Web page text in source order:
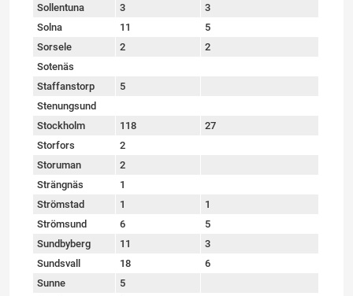
Sollentuna
3
3
Solna
11
5
Sorsele
2
2
Sotenäs
Staffanstorp
5
Stenungsund
Stockholm
118
27
Storfors
2
Storuman
2
Strängnäs
1
Strömstad
1
1
Strömsund
6
5
Sundbyberg
11
3
Sundsvall
18
6
Sunne
5